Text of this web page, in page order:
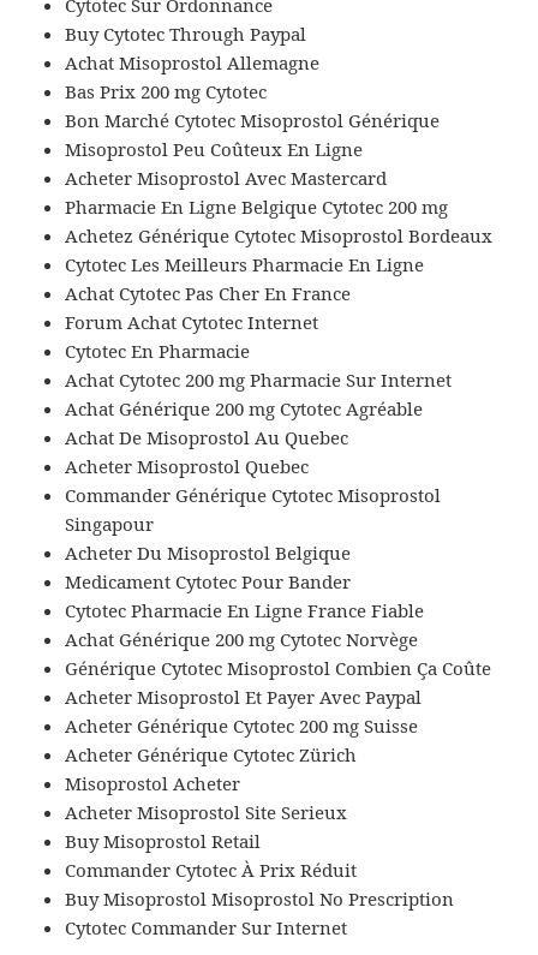
Cytotec Sur Ordonnance
Buy Cytotec Through Paypal
Achat Misoprostol Allemagne
Bas Prix 200 mg Cytotec
Bon Marché Cytotec Misoprostol Générique
Misoprostol Peu Coûteux En Ligne
Acheter Misoprostol Avec Mastercard
Pharmacie En Ligne Belgique Cytotec 200 mg
Achetez Générique Cytotec Misoprostol Bordeaux
Cytotec Les Meilleurs Pharmacie En Ligne
Achat Cytotec Pas Cher En France
Forum Achat Cytotec Internet
Cytotec En Pharmacie
Achat Cytotec 200 mg Pharmacie Sur Internet
Achat Générique 200 mg Cytotec Agréable
Achat De Misoprostol Au Quebec
Acheter Misoprostol Quebec
Commander Générique Cytotec Misoprostol
Singapour
Acheter Du Misoprostol Belgique
Medicament Cytotec Pour Bander
Cytotec Pharmacie En Ligne France Fiable
Achat Générique 200 mg Cytotec Norvège
Générique Cytotec Misoprostol Combien Ça Coûte
Acheter Misoprostol Et Payer Avec Paypal
Acheter Générique Cytotec 200 mg Suisse
Acheter Générique Cytotec Zürich
Misoprostol Acheter
Acheter Misoprostol Site Serieux
Buy Misoprostol Retail
Commander Cytotec À Prix Réduit
Buy Misoprostol Misoprostol No Prescription
Cytotec Commander Sur Internet